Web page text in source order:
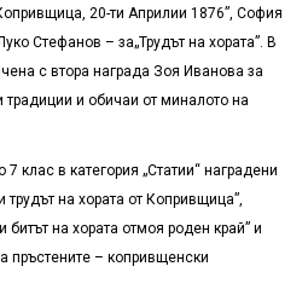
20-ти Априлии 1876”, София
Стефанов – за„Трудът на хората”. В
с втора награда Зоя Иванова за
традиции и обичаи от миналото на
7 клас в категория „Статии“ наградени
на хората от Копривщица”,
на хората отмоя роден край” и
пръстените – копривщенски